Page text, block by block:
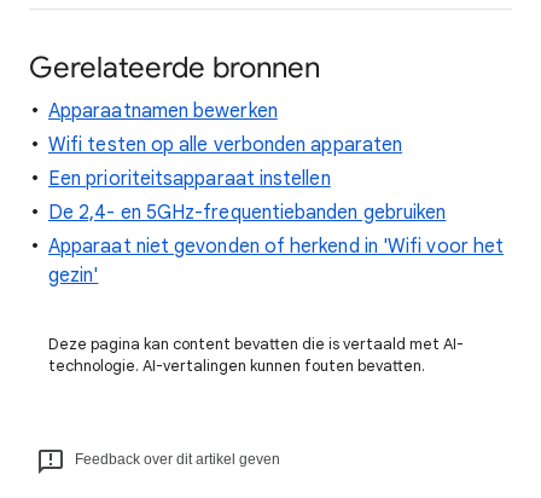
Gerelateerde bronnen
Apparaatnamen bewerken
Wifi testen op alle verbonden apparaten
Een prioriteitsapparaat instellen
De 2,4- en 5GHz-frequentiebanden gebruiken
Apparaat niet gevonden of herkend in 'Wifi voor het
gezin'
Deze pagina kan content bevatten die is vertaald met AI-
technologie. AI-vertalingen kunnen fouten bevatten.
Feedback over dit artikel geven